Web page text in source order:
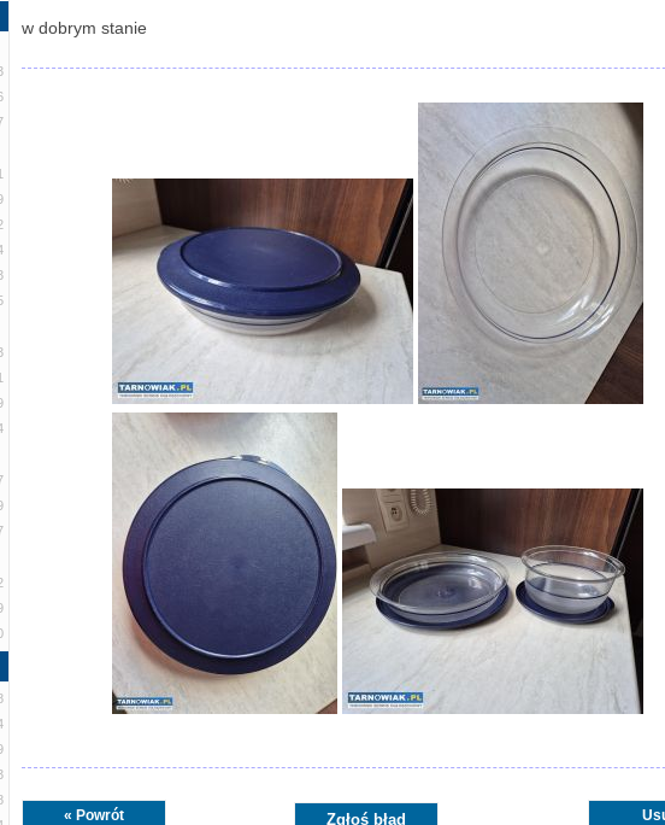
w dobrym stanie
« Powrót